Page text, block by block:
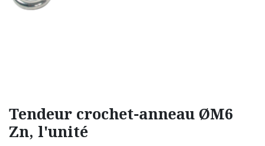
Tendeur crochet-anneau ØM6
Zn, l'unité